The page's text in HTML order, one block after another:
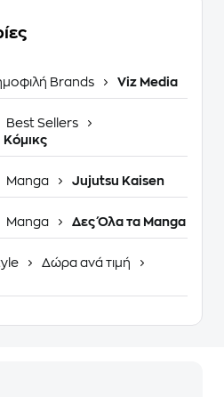
Brands Viz Media
Best Sellers
Κόμικς
Manga Jujutsu Kaisen
Manga Δες Όλα τα Manga
Δώρα ανά τιμή